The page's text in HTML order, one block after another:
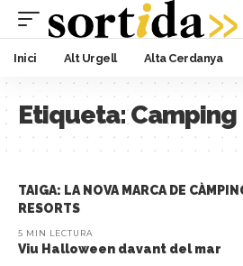
Inici Alt Urgell Alta Cerdanya
Etiqueta:Camping
TAIGA: LA NOVA MARCA DE
RESORTS
5 MIN LECTURA
Viu Halloween davant del mar